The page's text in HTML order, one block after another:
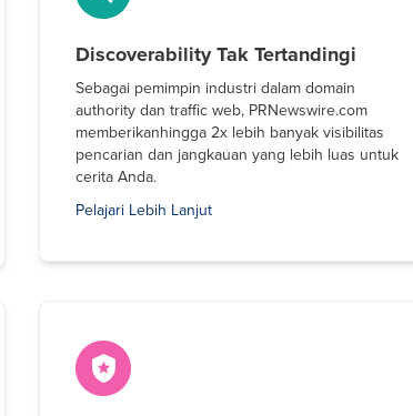
Discoverability Tak Tertandingi
Sebagai pemimpin industri dalam domain
authority dan traffic web, PRNewswire.com
memberikanhingga 2x lebih banyak visibilitas
pencarian dan jangkauan yang lebih luas untuk
cerita Anda.
Pelajari Lebih Lanjut